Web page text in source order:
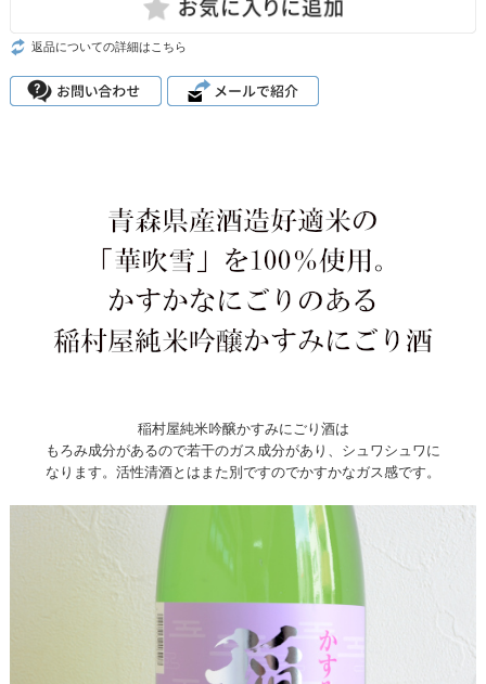
返品についての詳細はこちら
稲村屋純米吟醸かすみにごり酒は
もろみ成分があるので若干のガス成分があり、シュワシュワに
なります。活性清酒とはまた別ですのでかすかなガス感です。